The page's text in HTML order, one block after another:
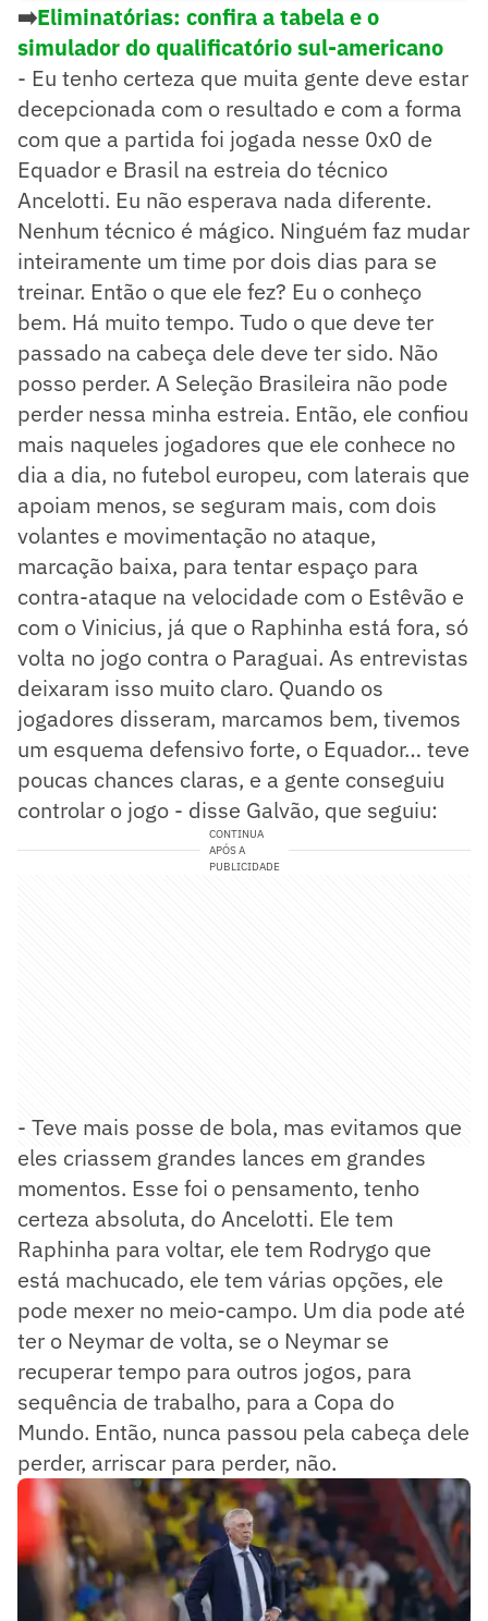
➡️Eliminatórias: confira a tabela e o
simulador do qualificatório sul-americano
- Eu tenho certeza que muita gente deve estar
decepcionada com o resultado e com a forma
com que a partida foi jogada nesse 0x0 de
Equador e Brasil na estreia do técnico
Ancelotti. Eu não esperava nada diferente.
Nenhum técnico é mágico. Ninguém faz mudar
inteiramente um time por dois dias para se
treinar. Então o que ele fez? Eu o conheço
bem. Há muito tempo. Tudo o que deve ter
passado na cabeça dele deve ter sido. Não
posso perder. A Seleção Brasileira não pode
perder nessa minha estreia. Então, ele confiou
mais naqueles jogadores que ele conhece no
dia a dia, no futebol europeu, com laterais que
apoiam menos, se seguram mais, com dois
volantes e movimentação no ataque,
marcação baixa, para tentar espaço para
contra-ataque na velocidade com o Estêvão e
com o Vinicius, já que o Raphinha está fora, só
volta no jogo contra o Paraguai. As entrevistas
deixaram isso muito claro. Quando os
jogadores disseram, marcamos bem, tivemos
um esquema defensivo forte, o Equador… teve
poucas chances claras, e a gente conseguiu
controlar o jogo - disse Galvão, que seguiu:
CONTINUA
APÓS A
PUBLICIDADE
- Teve mais posse de bola, mas evitamos que
eles criassem grandes lances em grandes
momentos. Esse foi o pensamento, tenho
certeza absoluta, do Ancelotti. Ele tem
Raphinha para voltar, ele tem Rodrygo que
está machucado, ele tem várias opções, ele
pode mexer no meio-campo. Um dia pode até
ter o Neymar de volta, se o Neymar se
recuperar tempo para outros jogos, para
sequência de trabalho, para a Copa do
Mundo. Então, nunca passou pela cabeça dele
perder, arriscar para perder, não.